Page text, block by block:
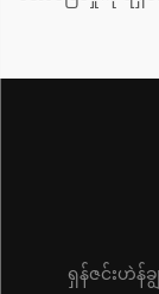
ရှန်ဇင်းဟဲန်